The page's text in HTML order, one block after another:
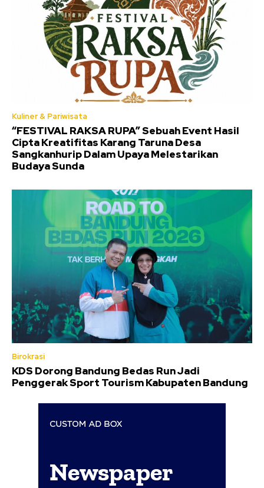
Kuliner & Pariwisata
“FESTIVAL RAKSA RUPA” Sebuah Event Hasil
Cipta Kreatifitas Karang Taruna Desa
Sangkanhurip Dalam Upaya Melestarikan
Budaya Sunda
Birokrasi
KDS Dorong Bandung Bedas Run Jadi
Penggerak Sport Tourism Kabupaten Bandung